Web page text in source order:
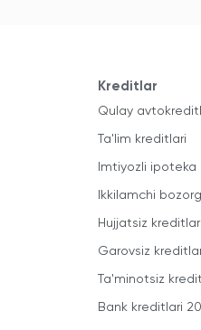
Kreditlar
Qulay
Ta'lim kreditlari
Imtiyozli ipoteka
Ikkilamchi
Hujjatsiz kreditlar
Garovsiz
Ta'minotsiz
Bank kreditlari